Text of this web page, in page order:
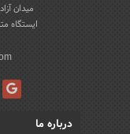
میدان
ایستگاه
درباره ما